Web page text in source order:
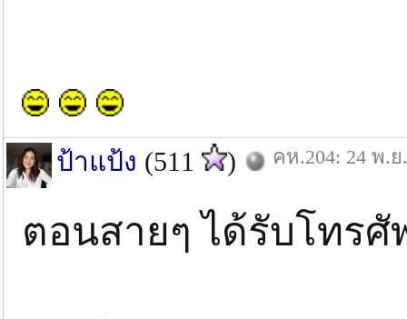
ป้าแป้ง (511 ) คห.204: 24 พ.ย
ตอนสายๆ ได้รับโทร